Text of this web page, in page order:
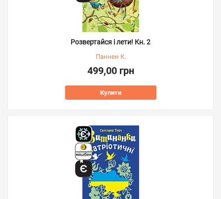
Розвертайся і лети! Кн. 2
Паннен К.
499,00 грн
Купити